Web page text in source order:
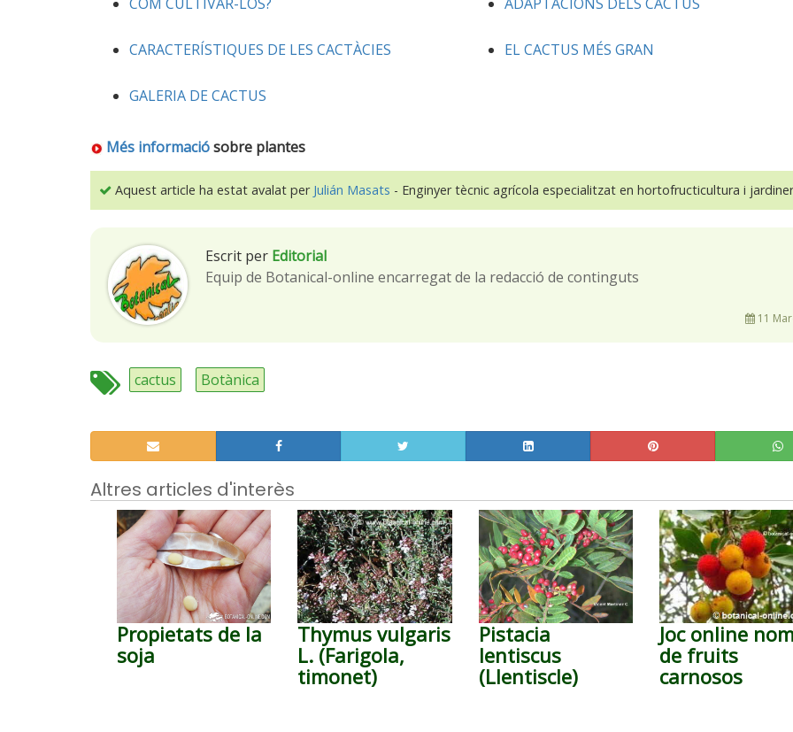
CARACTERÍSTIQUES DE LES CACTÀCIES EL CACTUS MÉS GRAN
GALERIA DE CACTUS
Més informaciósobre plantes
Aquest article ha estat avalat per Julián Masats - Enginyer tècnic agrícola especialitzat en hortofructicultura i
Escrit per Editorial
Equip de Botanical-online encarregat de la redacció de continguts
11
cactus Botànica
Altres articles d'interès
Propietats de la
soja
Thymus vulgaris
L. (Farigola,
timonet)
Pistacia
lentiscus
(Llentiscle)
Joc online
de fruits
carnosos